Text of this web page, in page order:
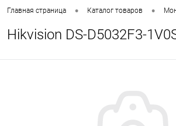
Главная страница • Каталог товаров •
Hikvision DS-D5032F3-